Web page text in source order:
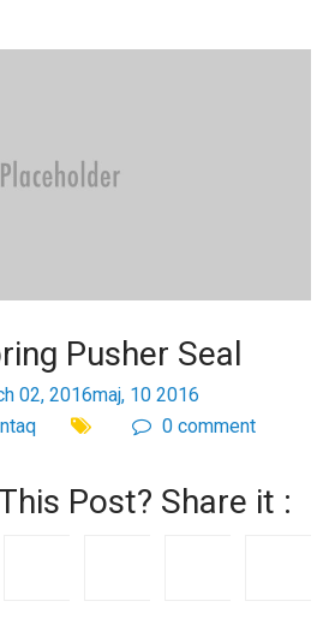
Pusher Seal
02, 2016maj, 10 2016
0 comment
Post? Share it :